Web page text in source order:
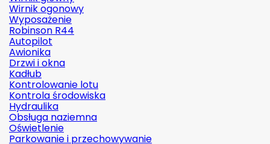
Wirnik ogonowy
Wyposażenie
Robinson R44
Autopilot
Awionika
Drzwi i okna
Kadłub
Kontrolowanie lotu
Kontrola środowiska
Hydraulika
Obsługa naziemna
Oświetlenie
Parkowanie i przechowywanie